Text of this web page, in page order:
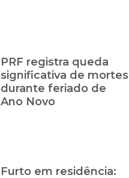
PRF registra queda
significativa de mortes
durante feriado de
Ano Novo
Furto em residência: